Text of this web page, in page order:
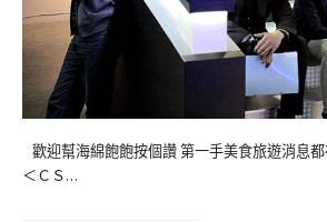
歡迎幫海綿飽飽按個讚 第一手美食旅遊消
＜ＣＳ…